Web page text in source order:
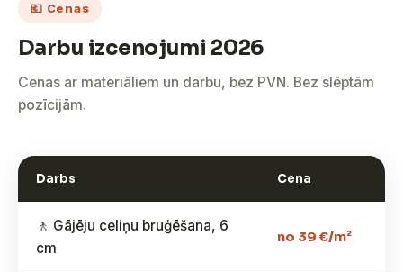
💶 Cenas
Darbu izcenojumi 2026
Cenas ar materiāliem un darbu, bez PVN. Bez slēptām
pozīcijām.
Darbs Cena
🚶 Gājēju celiņu bruģēšana, 6
cm
no 39 €/m²